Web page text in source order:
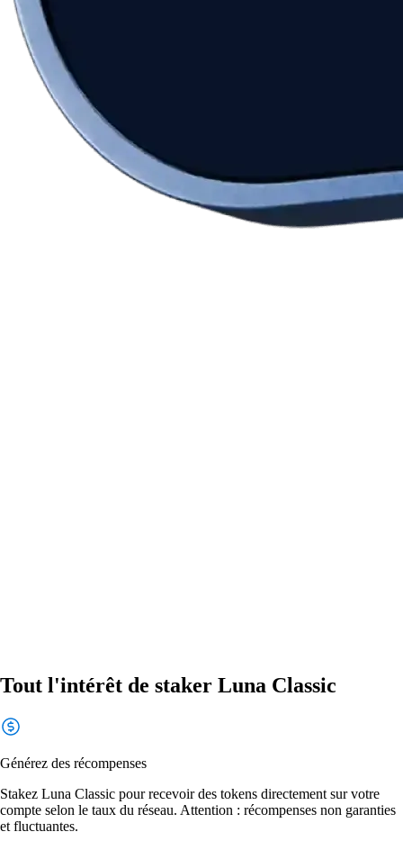
Tout l'intérêt de staker Luna Classic
Générez des récompenses
Stakez Luna Classic pour recevoir des tokens directement sur votre
compte selon le taux du réseau. Attention : récompenses non garanties
et fluctuantes.